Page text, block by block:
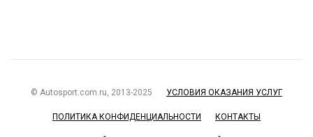
© Autosport.com.ru, 2013-2025 УСЛОВИЯ ОКАЗАНИЯ УСЛУГ
ПОЛИТИКА КОНФИДЕНЦИАЛЬНОСТИ КОНТАКТЫ